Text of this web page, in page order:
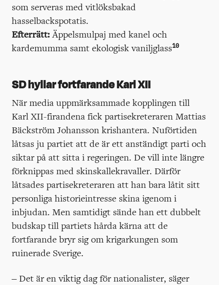
som serveras med vitlöksbakad
hasselbackspotatis.
Efterrätt:Äppelsmulpaj med kanel och
kardemumma samt ekologisk vaniljglass10
SD hyllar fortfarande Karl XII
När media uppmärksammade kopplingen till
Karl XII-firandena fick partisekreteraren Mattias
Bäckström Johansson krishantera. Nuförtiden
låtsas ju partiet att de är ett anständigt parti och
siktar på att sitta i regeringen. De vill inte längre
förknippas med skinskallekravaller. Därför
låtsades partisekreteraren att han bara låtit sitt
personliga historieintresse skina igenom i
inbjudan. Men samtidigt sände han ett dubbelt
budskap till partiets hårda kärna att de
fortfarande bryr sig om krigarkungen som
ruinerade Sverige.
– Det är en viktig dag för nationalister, säger